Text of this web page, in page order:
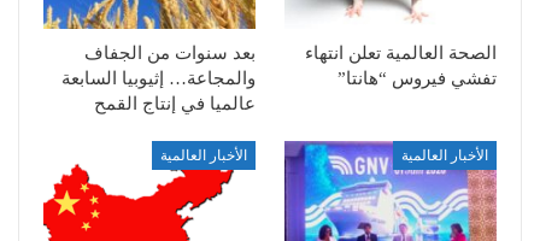
الصحة العالمية تعلن انتهاء
تفشي فيروس “هانتا”
بعد سنوات من الجفاف
والمجاعة… إثيوبيا السابعة
عالميا في إنتاج القمح
الأخبار العالمية الأخبار العالمية